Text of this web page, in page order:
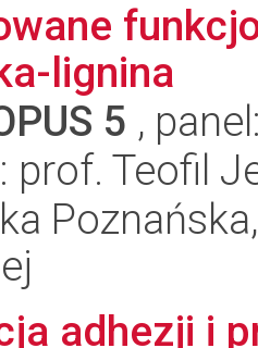
lignina
5 ,
prof. Teofil
adhezji i